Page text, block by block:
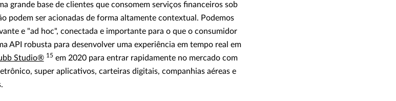
grande base de clientes que consomem serviços financeiros sob
podem ser acionadas de forma altamente contextual. Podemos
e "ad hoc", conectada e importante para o que o consumidor
API robusta para desenvolver uma experiência em tempo real em
Studio® 15 em 2020 para entrar rapidamente no mercado com
super aplicativos, carteiras digitais, companhias aéreas e